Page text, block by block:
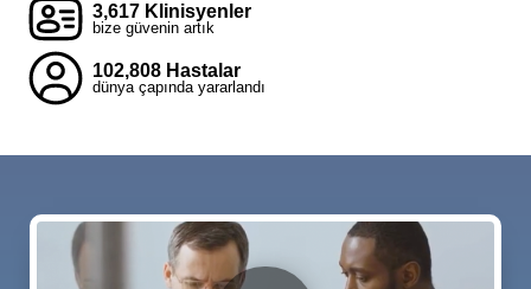
3,617 Klinisyenler
bize güvenin artık
102,808 Hastalar
dünya çapında yararlandı